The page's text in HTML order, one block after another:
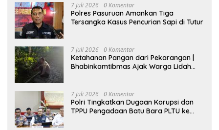
7 Juli 2026 0 Komentar
Polres Pasuruan Amankan Tiga
Tersangka Kasus Pencurian Sapi di Tutur
7 Juli 2026 0 Komentar
Ketahanan Pangan dari Pekarangan |
Bhabinkamtibmas Ajak Warga Lidah
7 Juli 2026 0 Komentar
Polri Tingkatkan Dugaan Korupsi dan
TPPU Pengadaan Batu Bara PLTU ke